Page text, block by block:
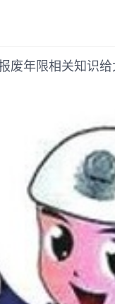
废年限相关知识给